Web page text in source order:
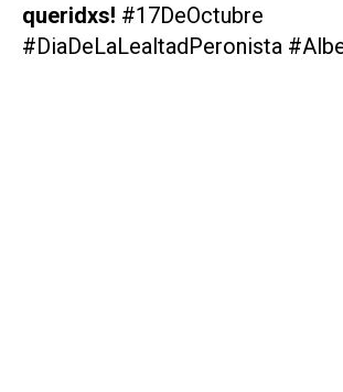
queridxs! #17DeOctubre
#DiaDeLaLealtadPeronista